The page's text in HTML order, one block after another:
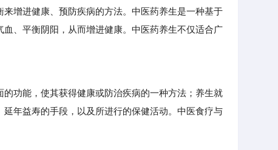
增进健康、预防疾病的方法。中医药养生是一种基于
、平衡阴阳，从而增进健康。中医药养生不仅适合广
功能，使其获得健康或防治疾病的一种方法；养生就
年益寿的手段，以及所进行的保健活动。中医食疗与